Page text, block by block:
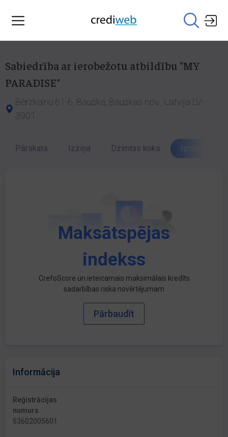
Sabiedrība ar ierobežotu atbildību "MY
PARADISE"
Bērzkalnu 61-6, Bauska, Bauskas nov., Latvija LV-
3901
Pārskats Izziņa Dzimtas koks Izmaiņu
Maksātspējas
indekss
CrefoScore un ieteicamais maksimālais kredīts
sadarbības riska novērtējumam
Pārbaudīt
Informācija
Reģistrācijas
numurs
53602005601